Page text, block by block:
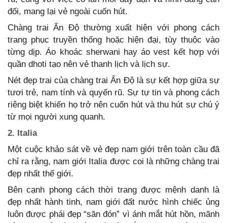
đối, mang lại vẻ ngoài cuốn hút.
Chàng trai Ấn Độ thường xuất hiện với phong cách
trang phục truyền thống hoặc hiện đại, tùy thuộc vào
từng dịp. Áo khoác sherwani hay áo vest kết hợp với
quần dhoti tạo nên vẻ thanh lịch và lịch sự.
Nét đẹp trai của chàng trai Ấn Độ là sự kết hợp giữa sự
tươi trẻ, nam tính và quyến rũ. Sự tự tin và phong cách
riêng biệt khiến họ trở nên cuốn hút và thu hút sự chú ý
từ mọi người xung quanh.
2. Italia
Một cuộc khảo sát về vẻ đẹp nam giới trên toàn cầu đã
chỉ ra rằng, nam giới Italia được coi là những chàng trai
đẹp nhất thế giới.
Bên cạnh phong cách thời trang được mệnh danh là
đẹp nhất hành tinh, nam giới đất nước hình chiếc ủng
luôn được phái đẹp “săn đón” vì ánh mắt hút hồn, mãnh